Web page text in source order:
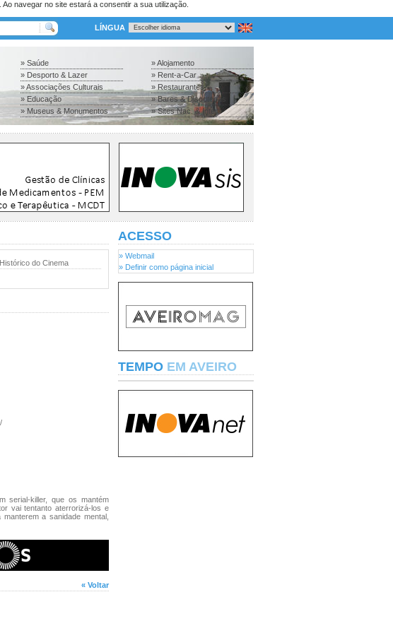
. Ao navegar no site estará a consentir a sua utilização.
LÍNGUA
» Saúde
» Desporto & Lazer
» Associações Culturais
» Educação
» Museus & Monumentos
» Alojamento
» Rent-a-Car
» Restaurantes
» Bares & Discotecas
» Sites Nac. & Inter.
do Cinema
serial-killer, que os mantém
vai tentanto aterrorizá-los e
a sanidade mental,
« Voltar
ACESSO
» Webmail
» Definir como página inicial
TEMPO EM AVEIRO